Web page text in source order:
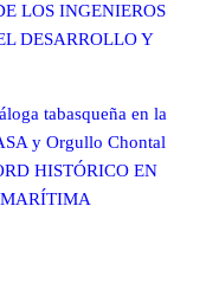
LOS INGENIEROS
DESARROLLO Y
tabasqueña en la
y Orgullo Chontal
HISTÓRICO EN